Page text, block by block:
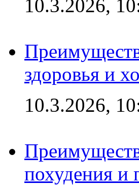
10.3.2026,
здоровья и
10.3.2026,
похудения и